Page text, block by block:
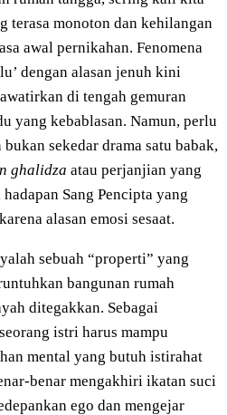
terasa monoton dan kehilangan
awal pernikahan. Fenomena
dengan alasan jenuh kini
di tengah gemuran
yang kebablasan. Namun, perlu
sekedar drama satu babak,
ghalidza atau perjanjian yang
Sang Pencipta yang
alasan emosi sesaat.
sebuah “properti” yang
bangunan rumah
ditegakkan. Sebagai
istri harus mampu
mental yang butuh istirahat
benar mengakhiri ikatan suci
ego dan mengejar